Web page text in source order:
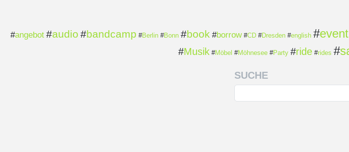
#angebot #audio #bandcamp #Berlin #Bonn #book #borrow #CD #Dresden #english #event
#Musik #Möbel #Möhnesee #Party #ride #rides #
SUCHE